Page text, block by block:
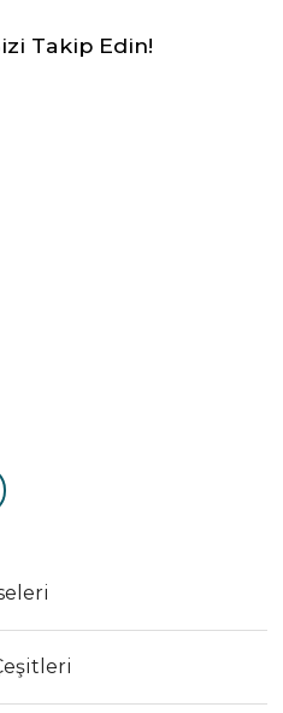
Takip Edin!